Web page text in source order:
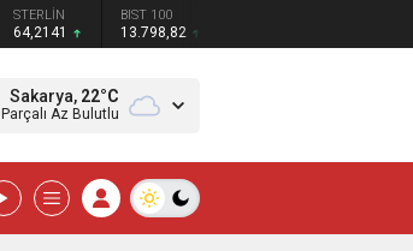
BIST 100
13.798,82
Sakarya, 22°C
Parçalı Az Bulutlu